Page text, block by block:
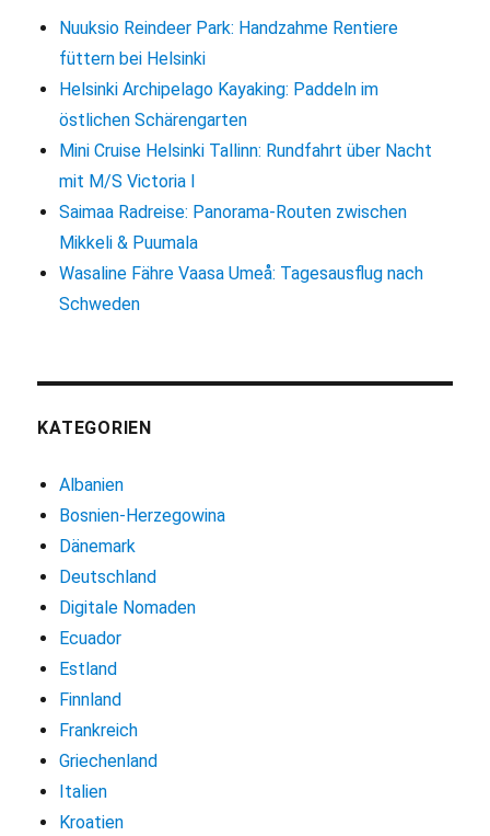
Nuuksio Reindeer Park: Handzahme Rentiere
füttern bei Helsinki
Helsinki Archipelago Kayaking: Paddeln im
östlichen Schärengarten
Mini Cruise Helsinki Tallinn: Rundfahrt über Nacht
mit M/S Victoria I
Saimaa Radreise: Panorama-Routen zwischen
Mikkeli & Puumala
Wasaline Fähre Vaasa Umeå: Tagesausflug nach
Schweden
KATEGORIEN
Albanien
Bosnien-Herzegowina
Dänemark
Deutschland
Digitale Nomaden
Ecuador
Estland
Finnland
Frankreich
Griechenland
Italien
Kroatien